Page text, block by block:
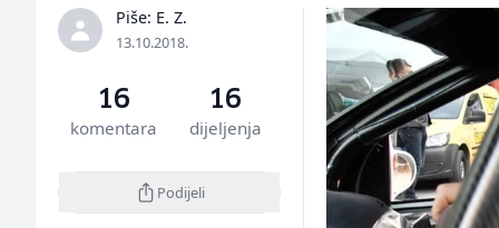
Piše: E. Z.
13.10.2018.
16
komentara
16
dijeljenja
Podijeli